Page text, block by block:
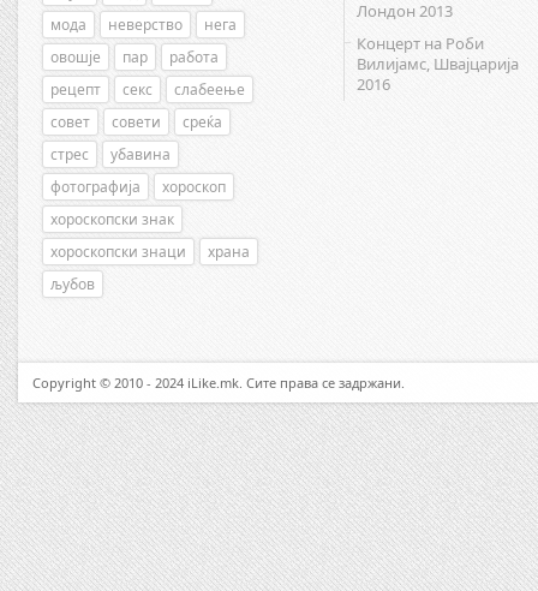
мода
неверство
нега
овошје
пар
работа
рецепт
секс
слабеење
совет
совети
среќа
стрес
убавина
фотографија
хороскоп
хороскопски знак
хороскопски знаци
храна
љубов
Лондон 2013
Концерт на Роби
Вилијамс, Швајцарија
2016
Copyright © 2010 - 2024 iLike.mk. Сите права се задржани.